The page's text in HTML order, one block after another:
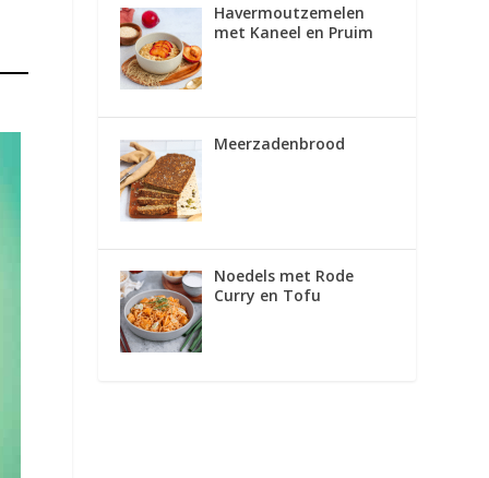
Havermoutzemelen
met Kaneel en Pruim
Meerzadenbrood
Noedels met Rode
Curry en Tofu